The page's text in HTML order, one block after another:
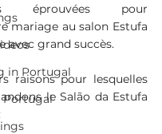
in Portugal
Portugal
éprouvées pour
mariage au salon Estufa
avec grand succès.
raisons pour lesquelles
le Salão da Estufa